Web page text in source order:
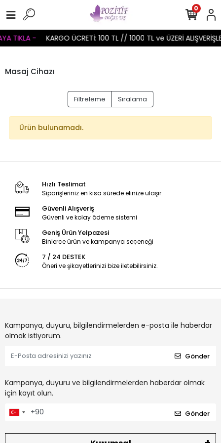
TIKLA - KARGO ÜCRETİ: 100 TL // 1000 TL ve ÜZERİ
0
Masaj Cihazı
Filtreleme Sıralama
Ürün bulunamadı.
Hızlı Teslimat
Siparişleriniz en kısa sürede elinize ulaşır.
Güvenli Alışveriş
Güvenli ve kolay ödeme sistemi
Geniş Ürün Yelpazesi
Binlerce ürün ve kampanya seçeneği
7 / 24 DESTEK
Öneri ve şikayetlerinizi bize iletebilirsiniz.
Kampanya, duyuru, bilgilendirmelerden e-posta ile haberdar
olmak istiyorum.
Gönder
Kampanya, duyuru ve bilgilendirmelerden haberdar olmak
için kayıt olun.
Gönder